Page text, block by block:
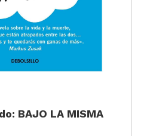
BAJO LA MISMA